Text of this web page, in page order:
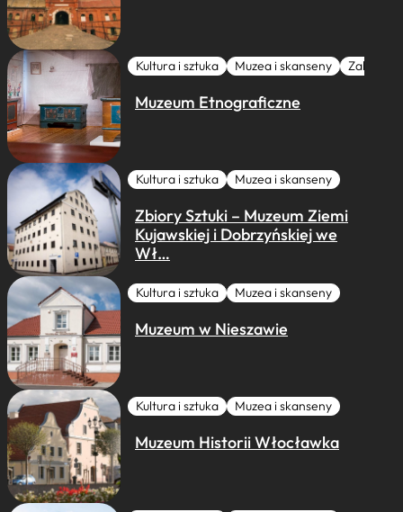
Kultura i sztuka Muzea i skanseny Zabytki I
Muzeum Etnograficzne
Kultura i sztuka Muzea i skanseny
Zbiory Sztuki – Muzeum Ziemi
Kujawskiej i Dobrzyńskiej we
Wł…
Kultura i sztuka Muzea i skanseny
Muzeum w Nieszawie
Kultura i sztuka Muzea i skanseny
Muzeum Historii Włocławka